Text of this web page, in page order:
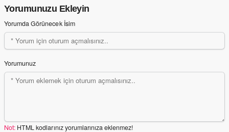
Yorumunuzu Ekleyin
Yorumda Görünecek İsim
Yorumunuz
Not: HTML kodlarınız yorumlarınıza eklenmez!